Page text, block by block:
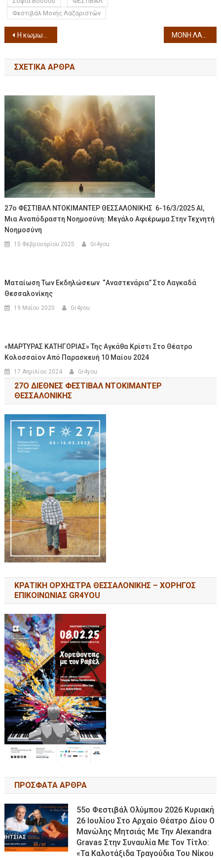
Φεστιβάλ Μονής Λαζαριστών
Η κωμωδία του καλοκαιριού στο θέατρο της Εταιρείας Μακεδονικών Σπουδών «Μήδεια» του Μποστ από Τετάρτη 10 Σεπτεμβρίου, 21:00 Μόνο για λίγες παραστάσεις ΜΟΝΗ ΛΑΖΑΡΙΣΤΩΝ Σταμάτης Κραουνάκης «Τ’ Αηδόνια Του Θέρους» την Δευτέρα 15 Σεπτεμβρίου 2025
ΣΧΕΤΙΚΆ ΆΡΘΡΑ
27ο ΦΕΣΤΙΒΑΛ ΝΤΟΚΙΜΑΝΤΕΡ ΘΕΣΣΑΛΟΝΙΚΗΣ 6-16/3/2025 AI,
Μια Αναπόδραστη Νοημοσύνη: Μεγάλο Αφιέρωμα Στην Τεχνητή
Νοημοσύνη
15 Φεβρουαρίου 2025 Gr4you
Ματαίωση Των Εκδηλώσεων “Αναστενάρια” Στο Λαγκαδά
Θεσσαλονίκης
19 Μαΐου 2020 Gr4you
«ΜΑΡΤΥΡΑΣ ΚΑΤΗΓΟΡΙΑΣ» Της Αγκάθα Κρίστι Στο Θέατρο
Κολοσσαίον Από Παρασκευή 10 Μαίου 2024
17 Απριλίου 2024 Gr4you
27Ο ΔΙΕΘΝΕΣ ΦΕΣΤΙΒΑΛ ΝΤΟΚΙΜΑΝΤΕΡ
ΘΕΣΣΑΛΟΝΙΚΗΣ
ΚΡΑΤΙΚΗ ΟΡΧΗΣΤΡΑ ΘΕΣΣΑΛΟΝΙΚΗΣ – ΧΟΡΗΓΟΣ
ΕΠΙΚΟΙΝΩΝΙΑΣ GR4YOU
ΠΡΟΣΦΑΤΑ ΑΡΘΡΑ
55ο Φεστιβάλ Ολύμπου 2026 Κυριακή
26 Ιουλίου Στο Αρχαίο Θέατρο Δίου Ο
Μανώλης Μητσιάς Με Την Alexandra
Gravas Στην Συναυλία Με Τον Τίτλο:
«τα Καλοτάξιδα Τραγούδια Του Νίκου